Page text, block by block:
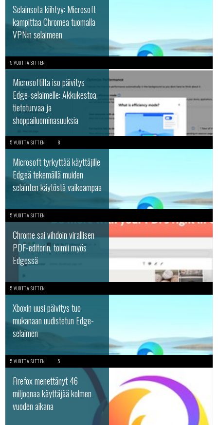
Selainsota kiihtyy: Microsoft
kampittaa Chromea tuomalla
VPN:n selaimeen
5 VUOTTA SITTEN
Microsoftilta iso päivitys
Edge-selaimelle: Akkukestoa,
tietoturvaa ja
shoppailuominasuuksia
5 VUOTTA SITTEN 8
Microsoft tyrkyttää käyttäjille
Edgeä tekemällä muiden
selainten käytöstä vaikeampaa
5 VUOTTA SITTEN
Chrome sai vihdoin virallisen
PDF-editorin, toimii myös
Edgessä
5 VUOTTA SITTEN
Xboxin uusi päivitys tuo
mukanaan uudistetun Edge-
selaimen
5 VUOTTA SITTEN 5
Firefox menettänyt 46
miljoonaa käyttäjää kolmen
vuoden aikana